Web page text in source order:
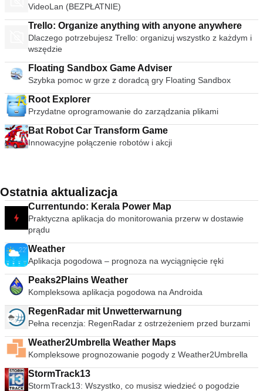
VideoLan (BEZPŁATNIE)
Trello: Organize anything with anyone anywhere
Dlaczego potrzebujesz Trello: organizuj wszystko z każdym i
wszędzie
Floating Sandbox Game Adviser
Szybka pomoc w grze z doradcą gry Floating Sandbox
Root Explorer
Przydatne oprogramowanie do zarządzania plikami
Bat Robot Car Transform Game
Innowacyjne połączenie robotów i akcji
Ostatnia aktualizacja
Currentundo: Kerala Power Map
Praktyczna aplikacja do monitorowania przerw w dostawie
prądu
Weather
Aplikacja pogodowa – prognoza na wyciągnięcie ręki
Peaks2Plains Weather
Kompleksowa aplikacja pogodowa na Androida
RegenRadar mit Unwetterwarnung
Pełna recenzja: RegenRadar z ostrzeżeniem przed burzami
Weather2Umbrella Weather Maps
Kompleksowe prognozowanie pogody z Weather2Umbrella
StormTrack13
StormTrack13: Wszystko, co musisz wiedzieć o pogodzie